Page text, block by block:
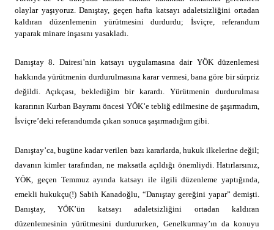
olaylar yaşıyoruz. Danıştay, geçen hafta katsayı adaletsizliğini ortadan
kaldıran düzenlemenin yürütmesini durdurdu; İsviçre, referandum
yaparak minare inşasını yasakladı.
Danıştay 8. Dairesi’nin katsayı uygulamasına dair YÖK düzenlemesi
hakkında yürütmenin durdurulmasına karar vermesi, bana göre bir sürpriz
değildi. Açıkçası, beklediğim bir karardı. Yürütmenin durdurulması
kararının Kurban Bayramı öncesi YÖK’e tebliğ edilmesine de şaşırmadım,
İsviçre’deki referandumda çıkan sonuca şaşırmadığım gibi.
Danıştay’ca, bugüne kadar verilen bazı kararlarda, hukuk ilkelerine değil;
davanın kimler tarafından, ne maksatla açıldığı önemliydi. Hatırlarsınız,
YÖK, geçen Temmuz ayında katsayı ile ilgili düzenleme yaptığında,
emekli hukukçu(!) Sabih Kanadoğlu, “Danıştay gereğini yapar” demişti.
Danıştay, YÖK’ün katsayı adaletsizliğini ortadan kaldıran
düzenlemesinin yürütmesini durdururken, Genelkurmay’ın da konuyu